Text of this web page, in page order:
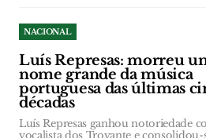
NACIONAL
Luís Represas: morreu
nome grande da música
portuguesa das últimas
décadas
Luís Represas ganhou notoriedade